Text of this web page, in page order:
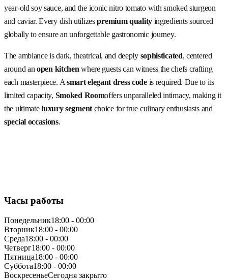
year-old soy sauce, and the iconic nitro tomato with smoked sturgeon
and caviar. Every dish utilizespremium qualityingredients sourced
globally to ensure an unforgettable gastronomic journey.
The ambiance is dark, theatrical, and deeply sophisticated, centered
around an open kitchen where guests can witness the chefs crafting
each masterpiece. A smart elegant dress codeis required. Due to its
limited capacity, Smoked Roomoffers unparalleled intimacy, making it
the ultimateluxury segmentchoice for true culinary enthusiasts and
special occasions.
Часы работы
Понедельник18:00 - 00:00
Вторник18:00 - 00:00
Среда18:00 - 00:00
Четверг18:00 - 00:00
Пятница18:00 - 00:00
Суббота18:00 - 00:00
ВоскресеньеСегодня закрыто